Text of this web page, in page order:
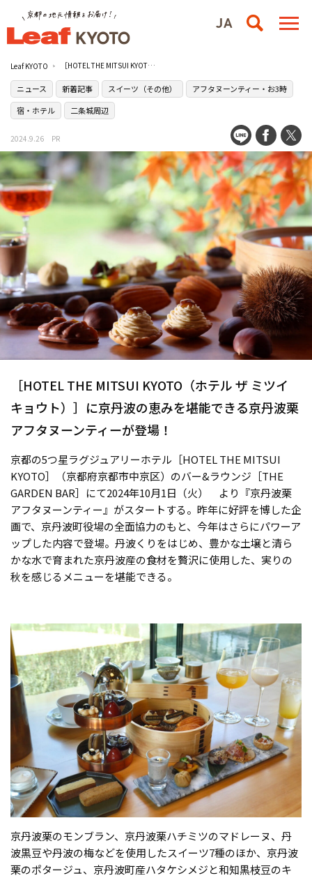
Leaf KYOTO ［HOTEL THE MITSUI KYOTO（ホテル ザ ミツイ キョウト）］に京丹波の恵みを堪能できる京丹波栗アフタヌーンティーが登場！
ニュース 新着記事 スイーツ（その他）
アフタヌーンティー・お3時
宿・ホテル
二条城周辺
2024.9.26 PR
［HOTEL THE MITSUI KYOTO（ホテル ザ ミツイ
キョウト）］に京丹波の恵みを堪能できる京丹波栗
アフタヌーンティーが登場！
京都の5つ星ラグジュアリーホテル［HOTEL THE MITSUI
KYOTO］（京都府京都市中京区）のバー&ラウンジ［THE
GARDEN BAR］にて2024年10月1日（火） より『京丹波栗
アフタヌーンティー』がスタートする。昨年に好評を博した企
画で、京丹波町役場の全面協力のもと、今年はさらにパワーア
ップした内容で登場。丹波くりをはじめ、豊かな土壌と清ら
かな水で育まれた京丹波産の食材を贅沢に使用した、実りの
秋を感じるメニューを堪能できる。
京丹波栗のモンブラン、京丹波栗ハチミツのマドレーヌ、丹
波黒豆や丹波の梅などを使用したスイーツ7種のほか、京丹波
栗のポタージュ、京丹波町産ハタケシメジと和知黒枝豆のキ